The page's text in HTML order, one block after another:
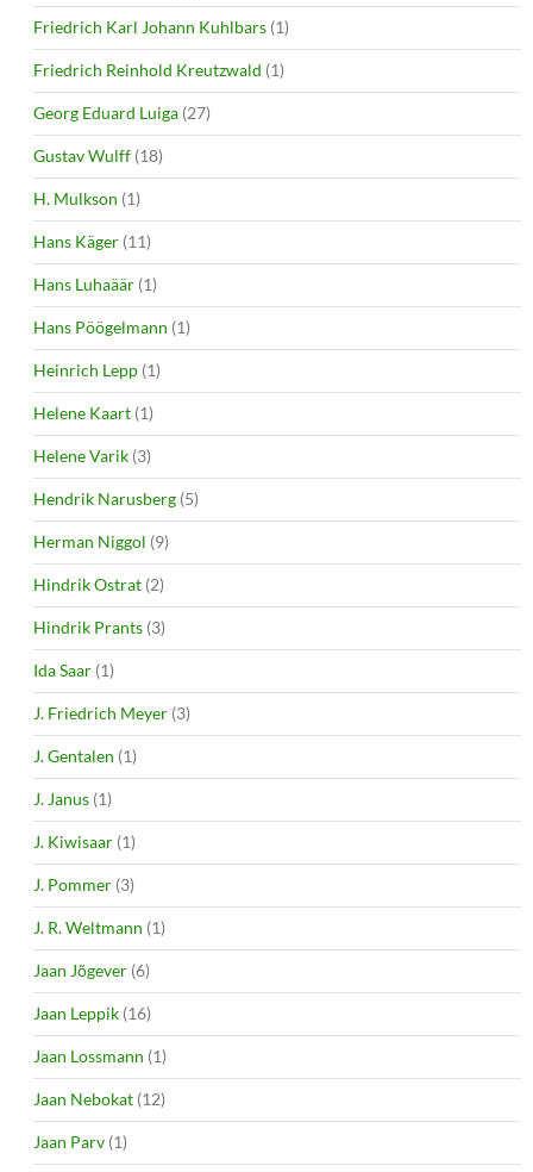
Friedrich Karl Johann Kuhlbars (1)
Friedrich Reinhold Kreutzwald (1)
Georg Eduard Luiga (27)
Gustav Wulff (18)
H. Mulkson (1)
Hans Käger (11)
Hans Luhaäär (1)
Hans Pöögelmann (1)
Heinrich Lepp (1)
Helene Kaart (1)
Helene Varik (3)
Hendrik Narusberg (5)
Herman Niggol (9)
Hindrik Ostrat (2)
Hindrik Prants (3)
Ida Saar (1)
J. Friedrich Meyer (3)
J. Gentalen (1)
J. Janus (1)
J. Kiwisaar (1)
J. Pommer (3)
J. R. Weltmann (1)
Jaan Jõgever (6)
Jaan Leppik (16)
Jaan Lossmann (1)
Jaan Nebokat (12)
Jaan Parv (1)